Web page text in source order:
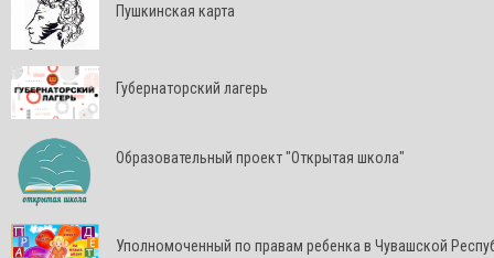
Пушкинская карта
Губернаторский лагерь
Образовательный проект "Открытая школа"
Уполномоченный по правам ребенка в Чувашской